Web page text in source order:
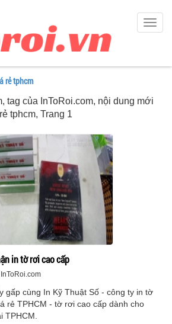
rẻ tphcm
tag của InToRoi.com, nội dung mới
tphcm, Trang 1
in tờ rơi cao cấp
gấp cùng In Kỹ Thuật Số - công ty in tờ
rẻ TPHCM - tờ rơi cao cấp dành cho
TPHCM.